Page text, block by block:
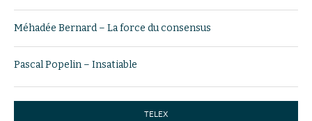
Méhadée Bernard – La force du consensus
Pascal Popelin – Insatiable
TELEX